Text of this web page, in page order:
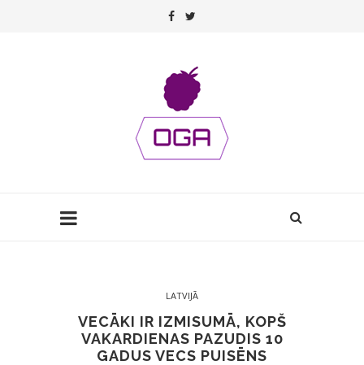
LATVIJĀ
VECĀKI IR IZMISUMĀ, KOPŠ
VAKARDIENAS PAZUDIS 10
GADUS VECS PUISĒNS